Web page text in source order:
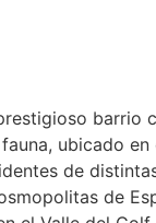
barrio
ubicado
de
de